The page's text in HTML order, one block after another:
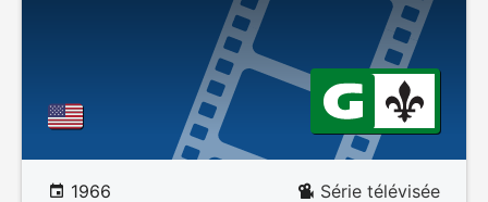
1966 Série télévisée